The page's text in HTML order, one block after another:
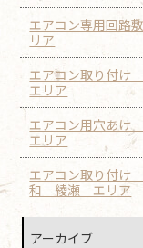
エアコン専用回
リア
エアコン取り付
エリア
エアコン用穴あ
エリア
エアコン取り付
和 綾瀬 エリア
アーカイブ